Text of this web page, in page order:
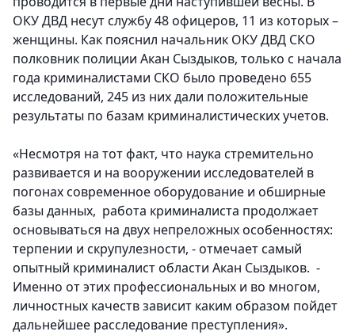
ОКУ ДВД несут службу 48 офицеров, 11 из которых –
женщины. Как пояснил начальник ОКУ ДВД СКО
полковник полиции Акан Сыздыков, только с начала
года криминалистами СКО было проведено 655
исследований, 245 из них дали положительные
результаты по базам криминалистических учетов.
«Несмотря на тот факт, что наука стремительно
развивается и на вооружении исследователей в
погонах современное оборудование и обширные
базы данных, работа криминалиста продолжает
основываться на двух непреложных особенностях:
терпении и скрупулезности, - отмечает самый
опытный криминалист области Акан Сыздыков. -
Именно от этих профессиональных и во многом,
личностных качеств зависит каким образом пойдет
дальнейшее расследование преступления».